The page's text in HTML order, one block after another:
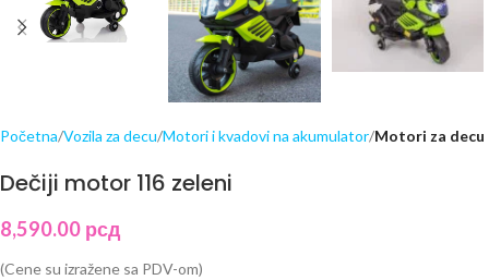
Početna Vozila za decu Motori i kvadovi na akumulator Motori za decu
Dečiji motor 116 zeleni
8,590.00 рсд
(Cene su izražene sa PDV-om)